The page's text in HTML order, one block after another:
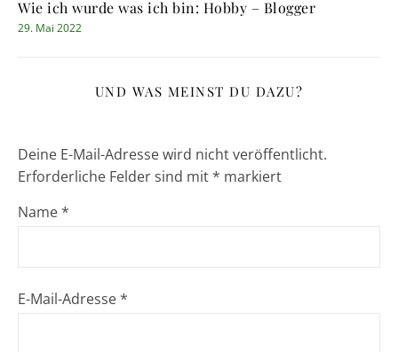
Wie ich wurde was ich bin: Hobby – Blogger
29. Mai 2022
UND WAS MEINST DU DAZU?
Deine E-Mail-Adresse wird nicht veröffentlicht.
Erforderliche Felder sind mit* markiert
Name*
E-Mail-Adresse*